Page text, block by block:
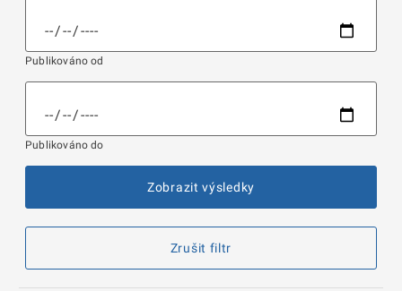
Publikováno od
Publikováno do
Zobrazit výsledky
Zrušit filtr